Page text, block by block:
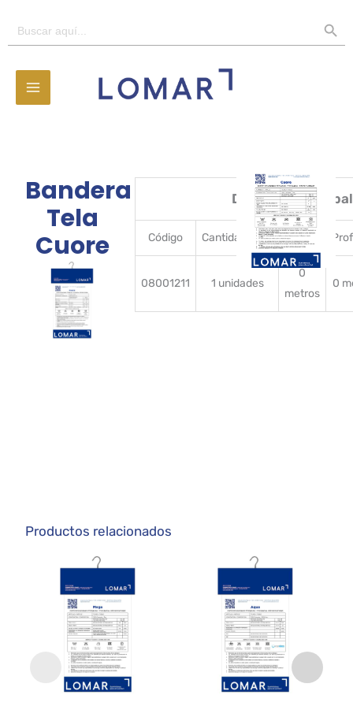
Buscar:
Bandera
Tela
Cuore
Detalles del
Código CantidadBulto Ancho
08001211 1 unidades
0
metros
0
Productos relacionados